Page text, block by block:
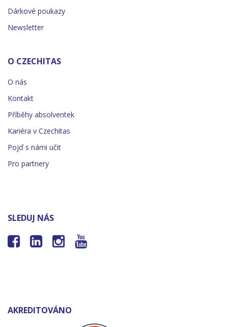
Dárkové poukazy
Newsletter
O CZECHITAS
O nás
Kontakt
Příběhy absolventek
Kariéra v Czechitas
Pojď s námi učit
Pro partnery
SLEDUJ NÁS
   
AKREDITOVÁNO